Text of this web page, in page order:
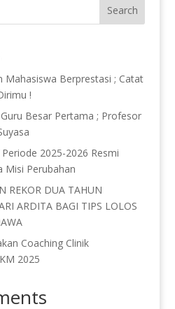
Search
Mahasiswa Berprestasi ; Catat
!
Besar Pertama ; Profesor
2025-2026 Resmi
Misi Perubahan
REKOR DUA TAHUN
ARDITA BAGI TIPS LOLOS
Coaching Clinik
2025